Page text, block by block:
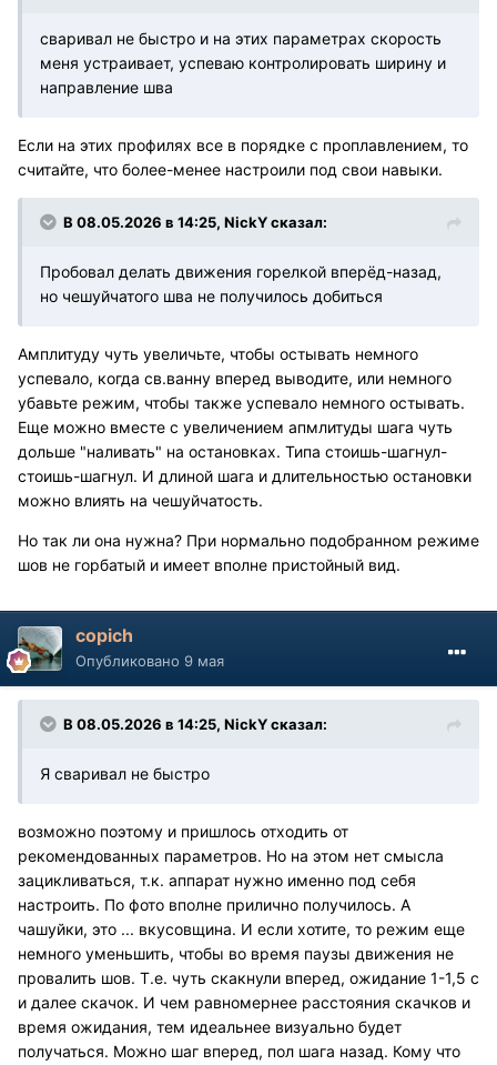
сваривал не быстро и на этих параметрах скорость
меня устраивает, успеваю контролировать ширину и
направление шва
Если на этих профилях все в порядке с проплавлением, то
считайте, что более-менее настроили под свои навыки.
В 08.05.2026 в 14:25, NickYсказал:
Пробовал делать движения горелкой вперёд-назад,
но чешуйчатого шва не получилось добиться
Амплитуду чуть увеличьте, чтобы остывать немного
успевало, когда св.ванну вперед выводите, или немного
убавьте режим, чтобы также успевало немного остывать.
Еще можно вместе с увеличением апмлитуды шага чуть
дольше "наливать" на остановках. Типа стоишь-шагнул-
стоишь-шагнул. И длиной шага и длительностью остановки
можно влиять на чешуйчатость.
Но так ли она нужна? При нормально подобранном режиме
шов не горбатый и имеет вполне пристойный вид.
copich
Опубликовано 9 мая
В 08.05.2026 в 14:25, NickYсказал:
Я сваривал не быстро
возможно поэтому и пришлось отходить от
рекомендованных параметров. Но на этом нет смысла
зацикливаться, т.к. аппарат нужно именно под себя
настроить. По фото вполне прилично получилось. А
чашуйки, это ... вкусовщина. И если хотите, то режим еще
немного уменьшить, чтобы во время паузы движения не
провалить шов. Т.е. чуть скакнули вперед, ожидание 1-1,5 с
и далее скачок. И чем равномернее расстояния скачков и
время ожидания, тем идеальнее визуально будет
получаться. Можно шаг вперед, пол шага назад. Кому что